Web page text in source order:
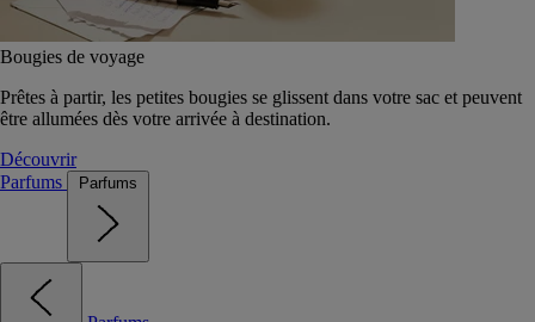
Bougies de voyage
Prêtes à partir, les petites bougies se glissent dans votre sac et peuvent
être allumées dès votre arrivée à destination.
Découvrir
Parfums
Parfums